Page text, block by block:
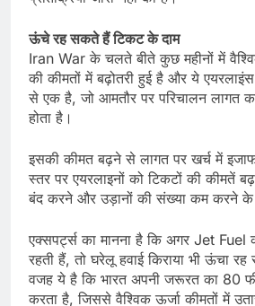
ऊंचे रह सकते हैं टिकट के दाम
Iran War के चलते बीते कुछ महीनों में
की कीमतों में बढ़ोतरी हुई है और ये
से एक है, जो आमतौर पर परिचालन लागत
होता है।
इसकी कीमत बढ़ने से लागत पर खर्च में
स्तर पर एयरलाइनों को टिकटों की कीमतें
बंद करने और उड़ानों की संख्या कम करने के
एक्सपर्ट्स का मानना है कि अगर Jet Fuel
रहती हैं, तो घरेलू हवाई किराया भी ऊंचा
वजह ये है कि भारत अपनी जरूरत का 80
करता है, जिससे वैश्विक ऊर्जा कीमतों में